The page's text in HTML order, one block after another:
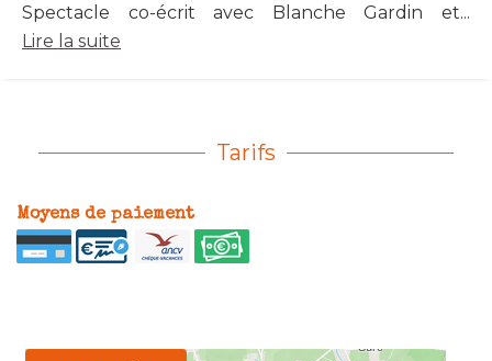
Spectacle co-écrit avec Blanche Gardin et...
Lire la suite
Tarifs
Moyens de paiement